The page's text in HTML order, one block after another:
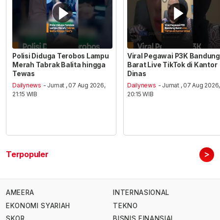
Polisi Diduga Terobos Lampu
Merah Tabrak Balita hingga
Tewas
Dailynews - Jumat , 07 Aug 2026,
21:15 WIB
Viral Pegawai P3K Bandung
Barat Live TikTok di Kantor
Dinas
Dailynews - Jumat , 07 Aug 2026,
20:15 WIB
Terpopuler >
AMEERA
EKONOMI SYARIAH
INTERNASIONAL
TEKNO